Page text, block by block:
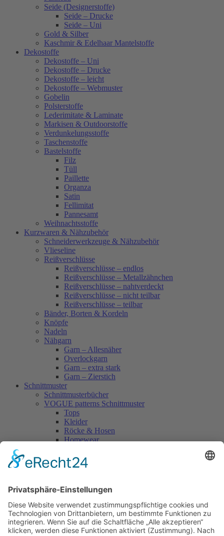
Seide (Designerstoffe)
Seide – Drucke
Seide – Uni
Gold & Silber
Kaschmir & Edelhaar Mantelstoffe
Dekostoffe
Dekostoffe – Uni
Dekostoffe – Drucke
Dekostoffe – leicht
Dekostoffe – Webmuster
Gobelin
Polsterstoffe
Lederimitate & Laminate
Markisen & Outdoorstoffe
Verdunkelungsstoffe
Taschenstoffe
Bastelstoffe
Filz
Tüll
Paillette
Organza
Satin
Fellimitat
Pannesamt
Weihnachtsstoffe
Kurzwaren & Nähzubehör
Schneiderwerkzeuge & Nähzubehör
Vlieseline
Reißverschlüsse
Reißverschlüsse – endlos
Reißverschlüsse – Metallzähnchen
Reißverschlüsse – nahtverdeckt
Reißverschlüsse – nicht teilbar
Reißverschlüsse – teilbar
Bänder, Borten & Kordeln
Knöpfe
Nadeln
Nähgarn
Garn – Allesnäher
Overlockgarn
Garn – extra stark
Garn – Zierstich
Schnittmuster
Schnittmusterbücher
VOGUE patterns Schnittmuster
Tops
Kleider
Röcke & Hosen
Homewear
Vogue Vintage
Herren
Accessoires
Einzelschnittmuster Burda
Tops
Kleider
Röcke & Hosen
Homewear